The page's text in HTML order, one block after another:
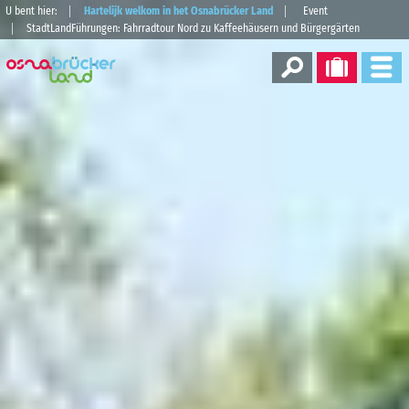
U bent hier: Hartelijk welkom in het Osnabrücker Land
Event
StadtLandFührungen: Fahrradtour Nord zu Kaffeehäusern und Bürgergärten